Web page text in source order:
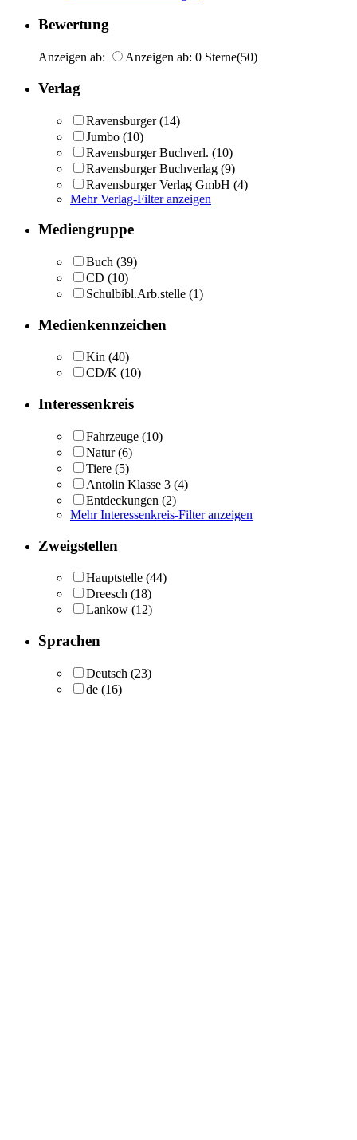
Bewertung
Anzeigen ab: Anzeigen ab: 0 Sterne(50)
Verlag
Ravensburger (14)
Jumbo (10)
Ravensburger Buchverl. (10)
Ravensburger Buchverlag (9)
Ravensburger Verlag GmbH (4)
Mehr Verlag-Filter anzeigen
Mediengruppe
Buch (39)
CD (10)
Schulbibl.Arb.stelle (1)
Medienkennzeichen
Kin (40)
CD/K (10)
Interessenkreis
Fahrzeuge (10)
Natur (6)
Tiere (5)
Antolin Klasse 3 (4)
Entdeckungen (2)
Mehr Interessenkreis-Filter anzeigen
Zweigstellen
Hauptstelle (44)
Dreesch (18)
Lankow (12)
Sprachen
Deutsch (23)
de (16)